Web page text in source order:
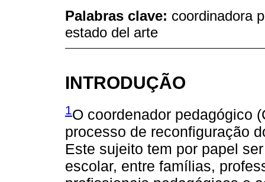
Palabras clave: coordinadora
estado del arte
INTRODUÇÃO
1O coordenador pedagógico
processo de reconfiguração
Este sujeito tem por papel
escolar, entre famílias,